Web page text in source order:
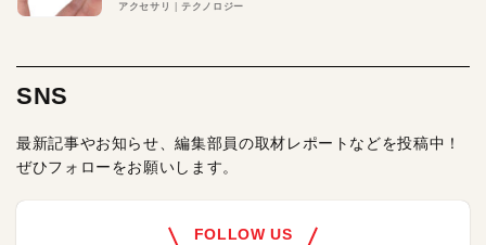
アクセサリ テクノロジー
SNS
最新記事やお知らせ、編集部員の取材レポートなどを投稿中！
ぜひフォローをお願いします。
FOLLOW US